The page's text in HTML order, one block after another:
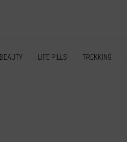
BEAUTY LIFE PILLS TREKKING